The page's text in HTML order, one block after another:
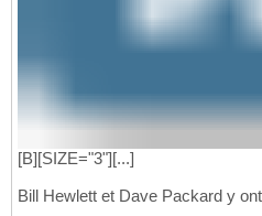
[B][SIZE="3"][...]
Bill Hewlett et Dave Packard y